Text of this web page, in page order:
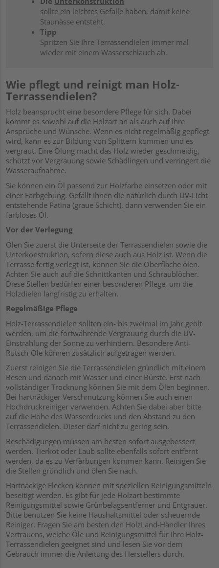
sollte ein leichtes Gefälle haben, damit keine
Staunässe entsteht.
Tipp
Spritzen Sie Ihre Terrassendielen immer mal
wieder mit einem Wasserschlauch ab.
Wie pflegt und reinigt man Holz-
Terrassendielen?
Holz beansprucht eine besondere Pflege für sich. Dabei
kommt es sowohl auf die Holzart an als auch auf Ihre
Ansprüche und Wünsche. Wenn es nicht regelmäßig gepflegt
wird, kann es zur Bildung von Splittern kommen und es
vergraut. Eine Ölung macht das Holz wieder geschmeidig,
schützt vor Vergrauung sowie Schädlingen und verringert die
Wasseraufnahme.
Sie können ein Öl passend zur Holzfarbe einsetzen oder mit
einer Farbgebung. Gefällt Ihnen die natürlich durch UV-Licht
entstehende Patina (graue Schicht), dann verwenden Sie ein
farbloses Öl.
Vor der Verlegung
Ölen Sie zuerst die Unterseite der Terrassendielen sowie die
Unterkonstruktion, sofern diese auch aus Holz ist. Wenn die
Terrasse fertig verlegt ist, können Sie die Oberfläche ölen.
Achten Sie auch auf die Schnittkanten und Schraublöcher.
Diese Stellen bedürfen einer besonderen Pflege, um die
Holzdielen langfristig zu erhalten.
Regelmäßige Pflege
Holz-Terrassendielen sollten ein- bis zweimal im Jahr geölt
werden, um die fortwährende Vergrauung durch die UV-
Einstrahlung der Sonne zu verhindern. Besondere Anti-
Rutsch-Öle können zusätzlich aufgetragen werden.
Zuerst reinigen Sie die Terrassendielen gründlich mit einem
Besen und danach mit Wasser und einer Bürste. Erst nach
vollständiger Trocknung können Sie mit dem Ölen beginnen.
Bei hartnäckiger Verschmutzung können Sie auch einen
Hochdruckreiniger verwenden. Achten Sie dabei aber bitte
auf die Höhe des Wasserdrucks und den Abstand zu den
Terrassendielen. Dieser darf nicht zu gering sein.
Beschädigungen müssen am besten sofort ausgebessert
werden. Tierkot oder Laub sollte ebenfalls sofort entfernt
werden, da es zu Verfärbungen kommen kann. Reinigen Sie
die Stellen gründlich und ölen Sie nach.
Hartnäckige Flecken können mit speziellen Reinigungsmitteln
beseitigt werden. Es gibt für jede Holzart bestimmte
Reinigungsmittel sowie Grünbelagsentferner und Entgrauer.
Bitte benutzen Sie keine Haushaltsmittel oder scheuernde
Reiniger. Fragen Sie am besten den HolzLand-Händler Ihres
Vertrauens, welche Öle und Reinigungsmittel für Ihre Holz-
Terrassendielen geeignet sind und lesen Sie vor dem
Gebrauch immer die Anleitung des Herstellers durch.